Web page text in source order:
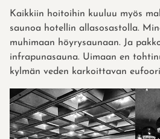
Kaikkiin hoitoihin kuuluu myös
saunoa hotellin allasosastolla.
muhimaan höyrysaunaan. Ja
infrapunasauna. Uimaan en
kylmän veden karkoittavan